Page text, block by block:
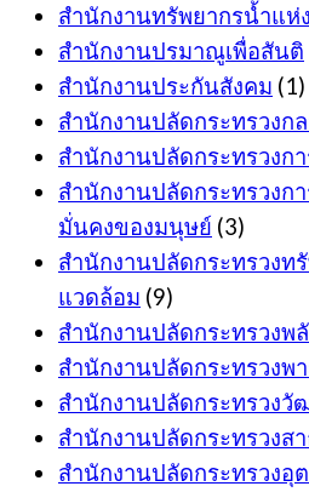
สำนักงานทรัพยากรน้ำแห่
สำนักงานปรมาณูเพื่อสันติ
สำนักงานประกันสังคม (1)
สำนักงานปลัดกระทรวงก
สำนักงานปลัดกระทรวงก
สำนักงานปลัดกระทรวง
มั่นคงของมนุษย์ (3)
สำนักงานปลัดกระทรวงท
แวดล้อม (9)
สำนักงานปลัดกระทรวงพ
สำนักงานปลัดกระทรวงพ
สำนักงานปลัดกระทรวงวั
สำนักงานปลัดกระทรวงส
สำนักงานปลัดกระทรวงอุ